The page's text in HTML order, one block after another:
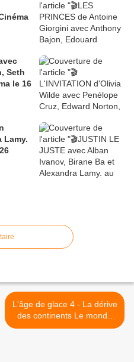
Seth
le 16
Lamy.
L'âge de glace 4 - La dérive
des continents Le monde
selon scrat >